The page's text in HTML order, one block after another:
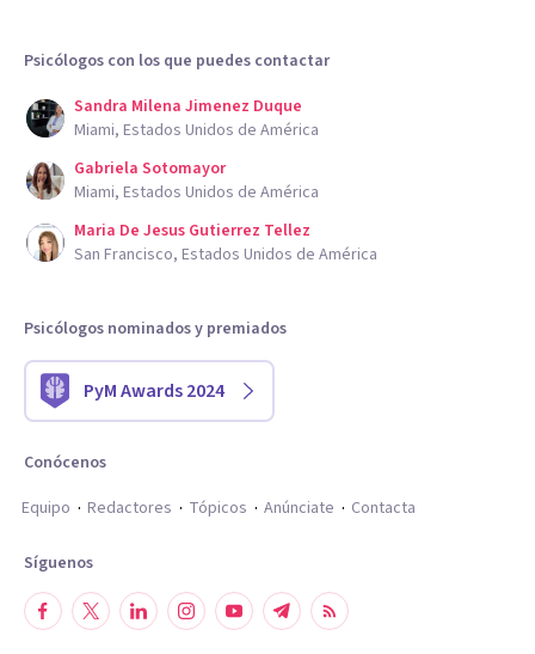
Psicólogos con los que puedes contactar
Sandra Milena Jimenez Duque
Miami, Estados Unidos de América
Gabriela Sotomayor
Miami, Estados Unidos de América
Maria De Jesus Gutierrez Tellez
San Francisco, Estados Unidos de América
Psicólogos nominados y premiados
PyM Awards 2024
Conócenos
Equipo
Redactores Tópicos Anúnciate Contacta
Síguenos